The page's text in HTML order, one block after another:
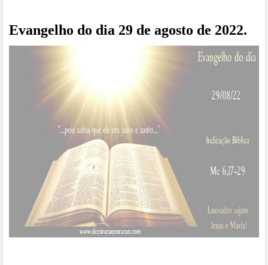
Evangelho do dia 29 de agosto de 2022.